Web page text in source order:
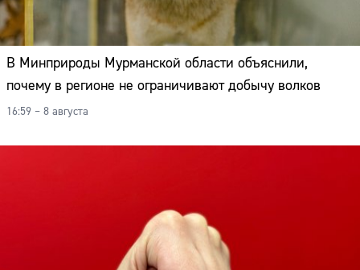
В Минприроды Мурманской области объяснили,
почему в регионе не ограничивают добычу волков
16:59 – 8 августа